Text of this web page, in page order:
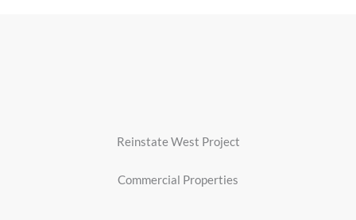
Reinstate West Project
Commercial Properties